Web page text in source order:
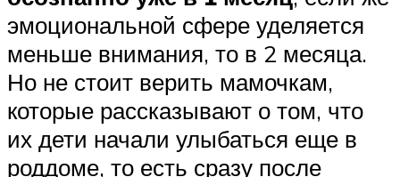
эмоциональной сфере уделяется
меньше внимания, то в 2 месяца.
Но не стоит верить мамочкам,
которые рассказывают о том, что
их дети начали улыбаться еще в
роддоме, то есть сразу после